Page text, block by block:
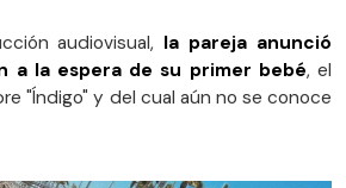
audiovisual, la pareja anunció
a la espera de su primer bebé, el
"Índigo" y del cual aún no se conoce